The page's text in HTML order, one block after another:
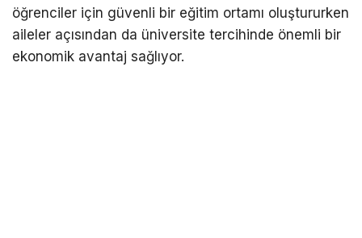
öğrenciler için güvenli bir eğitim ortamı oluştururken
aileler açısından da üniversite tercihinde önemli bir
ekonomik avantaj sağlıyor.